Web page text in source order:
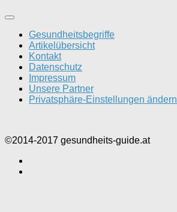
Gesundheitsbegriffe
Artikelübersicht
Kontakt
Datenschutz
Impressum
Unsere Partner
Privatsphäre-Einstellungen ändern
©2014-2017 gesundheits-guide.at